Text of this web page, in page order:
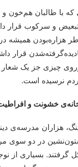
با طالبان هم‌خون و
و سرکوب قرار
هزاره‌بودن همیشه
قرار
چیزی جز یک شعار و
نرسیده است.
خشونت و
هزاران مدرسه‌ی
در دو سوی
گرفتند. بسیاری از